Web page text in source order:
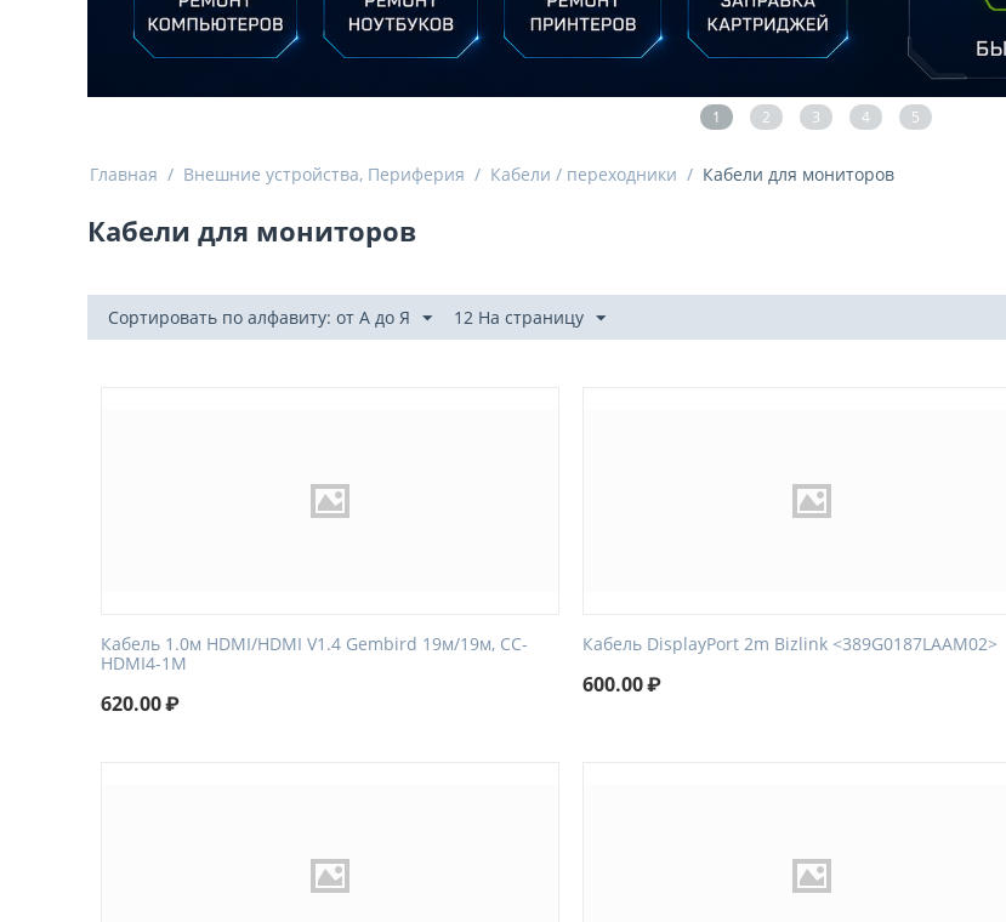
1 2 3 4 5
Главная / Внешние устройства, Периферия / Кабели / переходники / Кабели для мониторов
Кабели для мониторов
Сортировать по алфавиту: от А до Я 12 На страницу
Кабель 1.0м HDMI/HDMI V1.4 Gembird 19м/19м, CC-
HDMI4-1M
620.00₽
Кабель DisplayPort 2m Bizlink <389G0187LAAM02>
600.00₽